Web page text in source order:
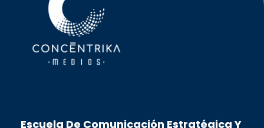
Escuela De Comunicación Estratégica Y